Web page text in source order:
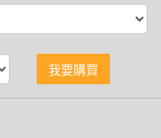
我要購買